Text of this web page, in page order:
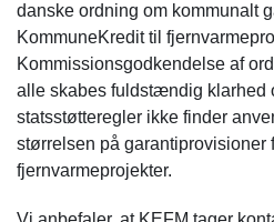
danske ordning om kommunalt
KommuneKredit til
Kommissionsgodkendelse af
alle skabes fuldstændig klarhed
statsstøtteregler ikke finder
størrelsen på garantiprovisioner
fjernvarmeprojekter.